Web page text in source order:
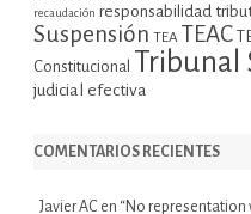
recaudación responsabilidad
Suspensión TEA TEAC
Constitucional Tribunal
judicial efectiva
COMENTARIOS RECIENTES
Javier AC en “No representation